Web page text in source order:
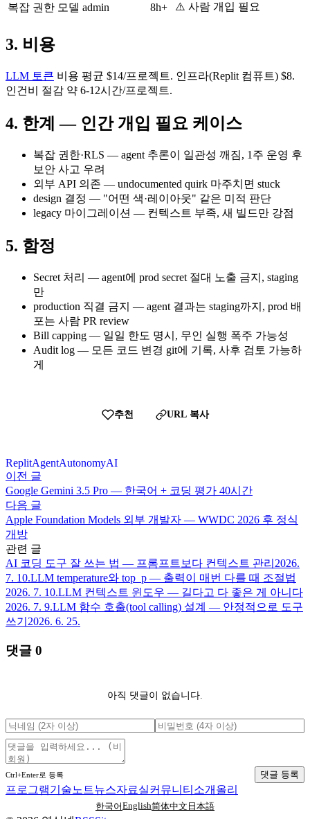
복잡 권한 모델 admin
8h+ ⚠️ 사람 개입 필요
3. 비용
LLM 토큰 비용 평균 $14/프로젝트. 인프라(Replit 컴퓨트) $8.
인건비 절감 약 6-12시간/프로젝트.
4. 한계 — 인간 개입 필요 케이스
복잡 권한·RLS — agent 추론이 일관성 깨짐, 1주 운영 후
보안 사고 우려
외부 API 의존 — undocumented quirk 마주치면 stuck
design 결정 — "어떤 색·레이아웃" 같은 미적 판단
legacy 마이그레이션 — 컨텍스트 부족, 새 빌드만 강점
5. 함정
Secret 처리 — agent에 prod secret 절대 노출 금지, staging
만
production 직결 금지 — agent 결과는 staging까지, prod 배
포는 사람 PR review
Bill capping — 일일 한도 명시, 무인 실행 폭주 가능성
Audit log — 모든 코드 변경 git에 기록, 사후 검토 가능하
게
추천 URL 복사
ReplitAgentAutonomyAI
이전 글
Google Gemini 3.5 Pro — 한국어 + 코딩 평가 40시간
다음 글
Apple Foundation Models 외부 개발자 — WWDC 2026 후 정식
개방
관련 글
AI 코딩 도구 잘 쓰는 법 — 프롬프트보다 컨텍스트 관리 2026.
7. 10.LLM temperature와 top_p — 출력이 매번 다를 때 조절법
2026. 7. 10.LLM 컨텍스트 윈도우 — 길다고 다 좋은 게 아니다
2026. 7. 9.LLM 함수 호출(tool calling) 설계 — 안정적으로 도구
쓰기 2026. 6. 25.
댓글 0
아직 댓글이 없습니다.
Ctrl+Enter로 등록 댓글 등록
프로그램기술노트뉴스자료실커뮤니티 소개 올리
한국어English简体中文 日本語